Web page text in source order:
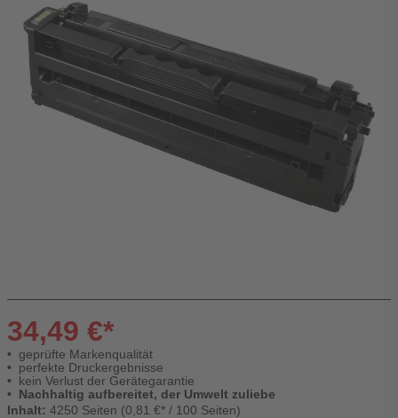
34,49 €*
geprüfte Markenqualität
perfekte Druckergebnisse
kein Verlust der Gerätegarantie
Nachhaltig aufbereitet, der Umwelt zuliebe
Inhalt: 4250 Seiten (0,81 €* / 100 Seiten)